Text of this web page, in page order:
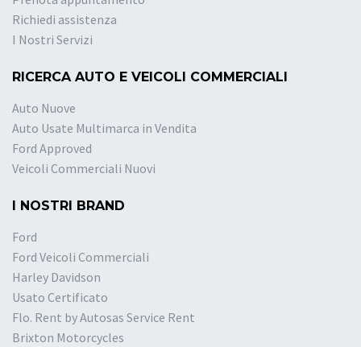
Richiedi assistenza
I Nostri Servizi
RICERCA AUTO E VEICOLI COMMERCIALI
Auto Nuove
Auto Usate Multimarca in Vendita
Ford Approved
Veicoli Commerciali Nuovi
I NOSTRI BRAND
Ford
Ford Veicoli Commerciali
Harley Davidson
Usato Certificato
Flo. Rent by Autosas Service Rent
Brixton Motorcycles